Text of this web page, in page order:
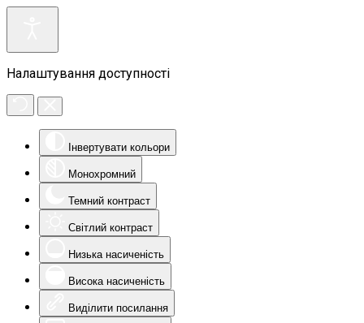
Налаштування доступності
Інвертувати кольори
Монохромний
Темний контраст
Світлий контраст
Низька насиченість
Висока насиченість
Виділити посилання